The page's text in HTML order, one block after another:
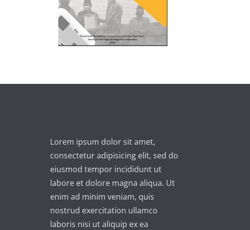
Lorem ipsum dolor sit amet,
consectetur adipisicing elit, sed do
eiusmod tempor incididunt ut
labore et dolore magna aliqua. Ut
enim ad minim veniam, quis
nostrud exercitation ullamco
laboris nisi ut aliquip ex ea